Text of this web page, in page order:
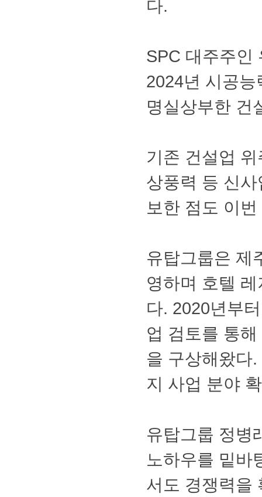
다.
SPC대주주인
2024년시공
명실상부한건
기존건설업
상풍력등신
보한점도이
유탑그룹은
영하며호텔
다.2020년부
업검토를통
을구상해왔다
지사업분야
유탑그룹정병
노하우를밑바
서도경쟁력